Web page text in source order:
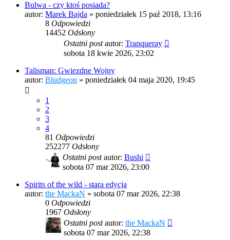
Bulwa - czy ktoś posiada?
autor: Marek Bajda » poniedziałek 15 paź 2018, 13:16
8 Odpowiedzi
14452 Odsłony
Ostatni postautor: Tranqueray
sobota 18 kwie 2026, 23:02
Talisman: Gwiezdne Wojny
autor: Bludgeon » poniedziałek 04 maja 2020, 19:45
1
2
3
4
81 Odpowiedzi
252277 Odsłony
Ostatni postautor: Bushi
sobota 07 mar 2026, 23:00
Spirits of the wild - stara edycja
autor: the MackaN » sobota 07 mar 2026, 22:38
0 Odpowiedzi
1967 Odsłony
Ostatni postautor: the MackaN
sobota 07 mar 2026, 22:38